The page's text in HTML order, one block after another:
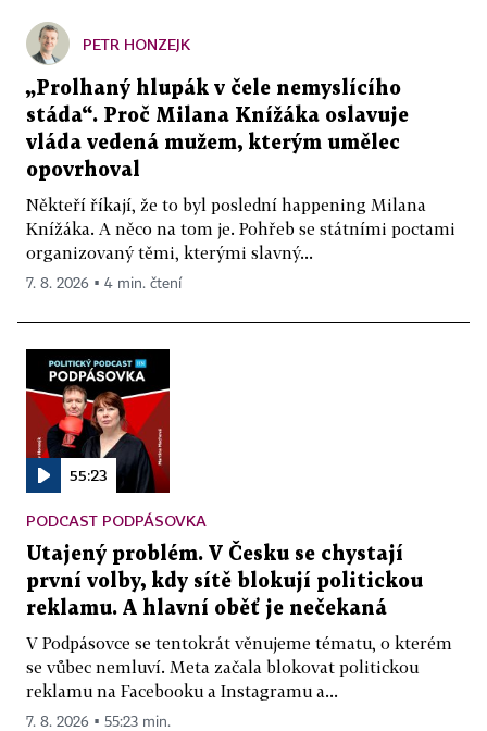
PETR HONZEJK
„Prolhaný hlupák v čele nemyslícího
stáda“. Proč Milana Knížáka oslavuje
vláda vedená mužem, kterým umělec
opovrhoval
Někteří říkají, že to byl poslední happening Milana
Knížáka. A něco na tom je. Pohřeb se státními poctami
organizovaný těmi, kterými slavný...
7. 8. 2026 ▪ 4 min. čtení
55:23
PODCAST PODPÁSOVKA
Utajený problém. V Česku se chystají
první volby, kdy sítě blokují politickou
reklamu. A hlavní oběť je nečekaná
V Podpásovce se tentokrát věnujeme tématu, o kterém
se vůbec nemluví. Meta začala blokovat politickou
reklamu na Facebooku a Instagramu a...
7. 8. 2026 ▪ 55:23 min.